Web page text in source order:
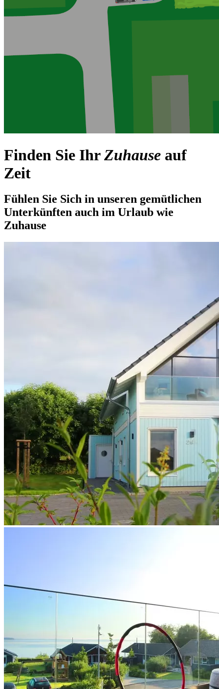
Finden Sie IhrZuhause auf
Zeit
Fühlen Sie Sich in unseren gemütlichen
Unterkünften auch im Urlaub wie
Zuhause